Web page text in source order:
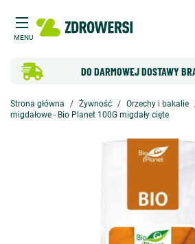
MENU
DO DARMOWEJ DOSTAWY
Strona główna Żywność Orzechy i bakalie
migdałowe - Bio Planet 100G migdały cięte